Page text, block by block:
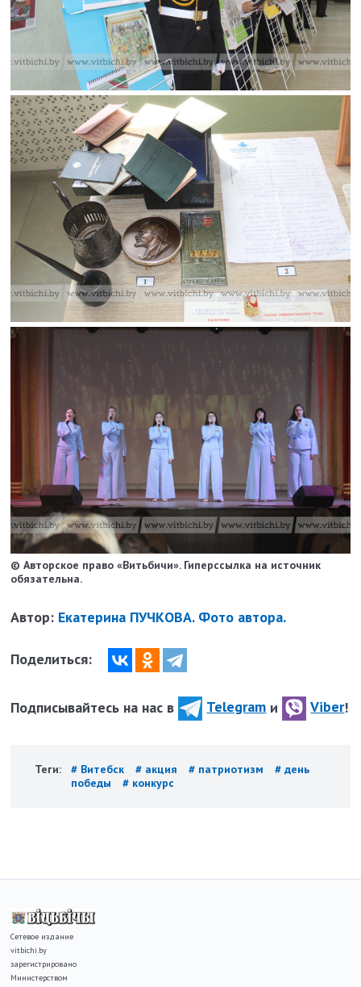
© Авторское право «Витьбичи». Гиперссылка на источник
обязательна.
Автор: Екатерина ПУЧКОВА. Фото автора.
Поделиться:
Подписывайтесь на нас в Telegram и Viber!
Теги: # Витебск # акция # патриотизм
# день
победы
# конкурс
Сетевое издание
vitbichi.by
зарегистрировано
Министерством